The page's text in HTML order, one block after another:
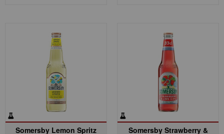
Somersby Lemon Spritz
Somersby Strawberry &